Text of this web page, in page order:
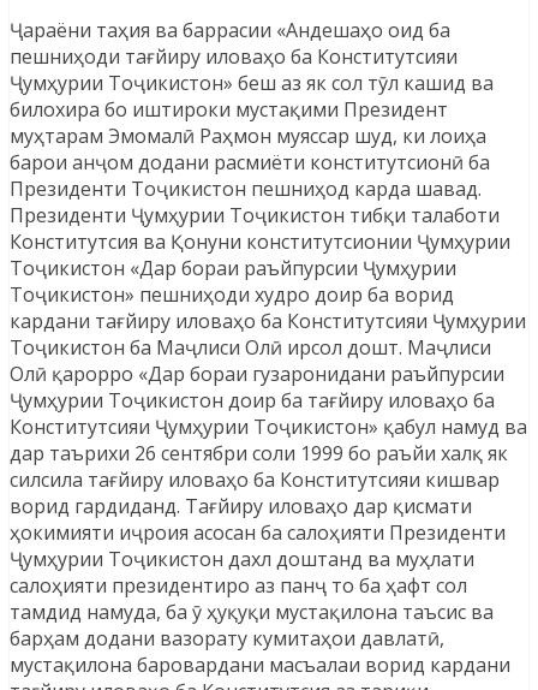
Ҷараёни таҳия ва баррасии «Андешаҳо оид ба
пешниҳоди тағйиру иловаҳо ба Конститутсияи
Ҷумҳурии Тоҷикистон» беш аз як сол тӯл кашид ва
билохира бо иштироки мустақими Президент
муҳтарам Эмомалӣ Раҳмон муяссар шуд, ки лоиҳа
барои анҷом додани расмиёти конститутсионӣ ба
Президенти Тоҷикистон пешниҳод карда шавад.
Президенти Ҷумҳурии Тоҷикистон тибқи талаботи
Конститутсия ва Қонуни конститутсионии Ҷумҳурии
Тоҷикистон «Дар бораи раъйпурсии Ҷумҳурии
Тоҷикистон» пешниҳоди худро доир ба ворид
кардани тағйиру иловаҳо ба Конститутсияи Ҷумҳурии
Тоҷикистон ба Маҷлиси Олӣ ирсол дошт. Маҷлиси
Олӣ қарорро «Дар бораи гузаронидани раъйпурсии
Ҷумҳурии Тоҷикистон доир ба тағйиру иловаҳо ба
Конститутсияи Ҷумҳурии Тоҷикистон» қабул намуд ва
дар таърихи 26 сентябри соли 1999 бо раъйи халқ як
силсила тағйиру иловаҳо ба Конститутсияи кишвар
ворид гардиданд. Тағйиру иловаҳо дар қисмати
ҳокимияти иҷроия асосан ба салоҳияти Президенти
Ҷумҳурии Тоҷикистон дахл доштанд ва муҳлати
салоҳияти президентиро аз панҷ то ба ҳафт сол
тамдид намуда, ба ӯ ҳуқуқи мустақилона таъсис ва
барҳам додани вазорату кумитаҳои давлатӣ,
мустақилона баровардани масъалаи ворид кардани